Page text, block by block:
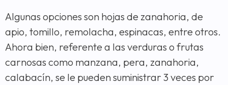
Algunas opciones son hojas de zanahoria, de
apio, tomillo, remolacha, espinacas, entre otros.
Ahora bien, referente a las verduras o frutas
carnosas como manzana, pera, zanahoria,
calabacín, se le pueden suministrar 3 veces por